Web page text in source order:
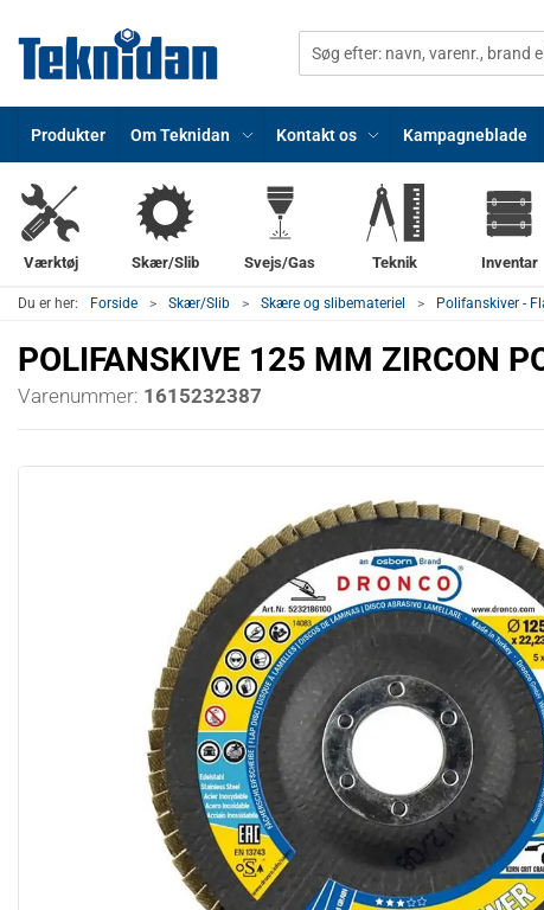
Produkter Om Teknidan Kontakt os Kampagneblade
Værktøj Skær/Slib Svejs/Gas Teknik Inventar
Du er her: Forside Skær/Slib Skære og slibemateriel Polifanskiver -
POLIFANSKIVE 125 MM ZIRCON
Varenummer: 1615232387